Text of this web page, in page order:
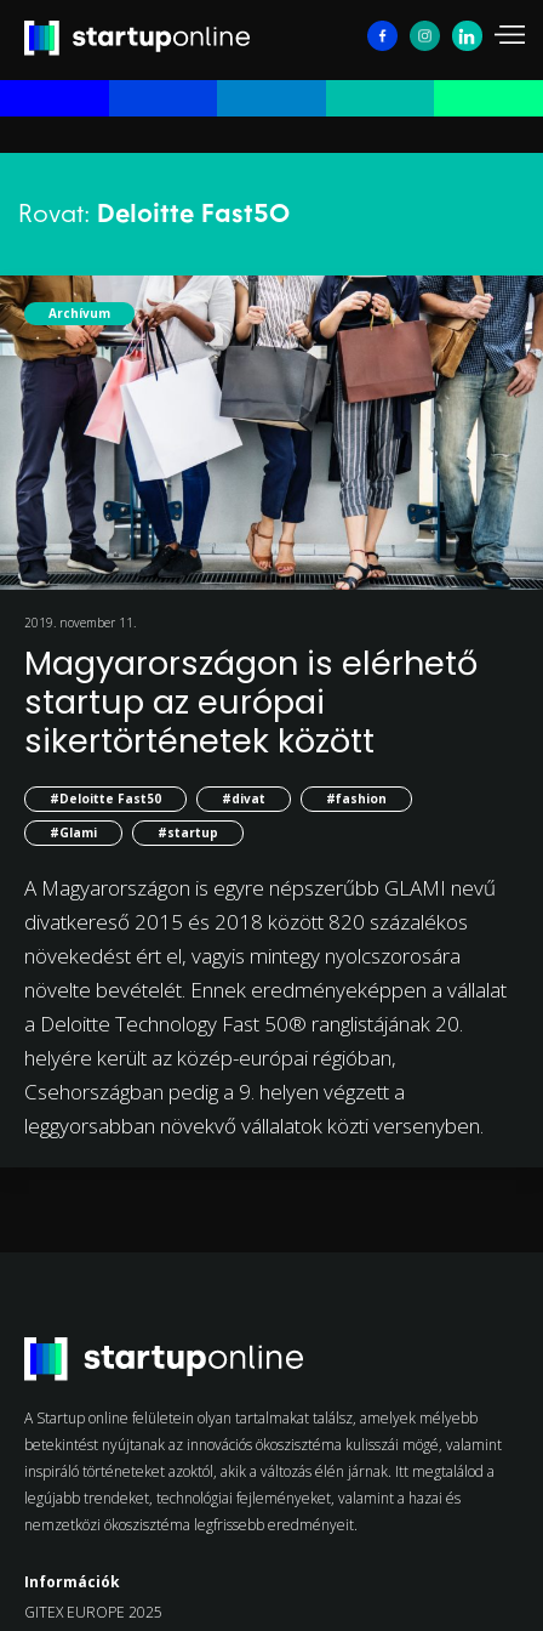
Rovat: Deloitte Fast50
Archívum
2019. november 11.
Magyarországon is elérhető
startup az európai
sikertörténetek között
#Deloitte Fast50 #divat
#fashion
#Glami
#startup
A Magyarországon is egyre népszerűbb GLAMI nevű
divatkereső 2015 és 2018 között 820 százalékos
növekedést ért el, vagyis mintegy nyolcszorosára
növelte bevételét. Ennek eredményeképpen a vállalat
a Deloitte Technology Fast 50® ranglistájának 20.
helyére került az közép-európai régióban,
Csehországban pedig a 9. helyen végzett a
leggyorsabban növekvő vállalatok közti versenyben.
A Startup online felületein olyan tartalmakat találsz, amelyek mélyebb
betekintést nyújtanak az innovációs ökoszisztéma kulisszái mögé, valamint
inspiráló történeteket azoktól, akik a változás élén járnak. Itt megtalálod a
legújabb trendeket, technológiai fejleményeket, valamint a hazai és
nemzetközi ökoszisztéma legfrissebb eredményeit.
Információk
GITEX EUROPE 2025